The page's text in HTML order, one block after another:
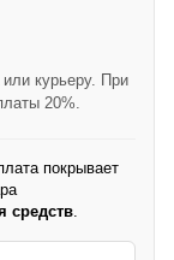
курьеру. При
20%.
покрывает
средств.